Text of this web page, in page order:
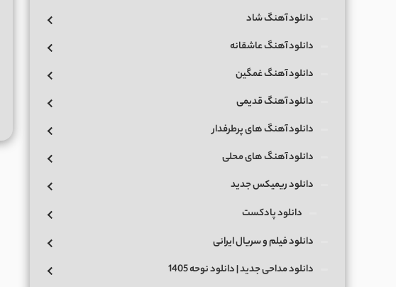
دانلود آهنگ شاد
دانلود آهنگ عاشقانه
دانلود آهنگ غمگین
دانلود آهنگ قدیمی
دانلود آهنگ های پرطرفدار
دانلود آهنگ های محلی
دانلود ریمیکس جدید
دانلود پادکست
دانلود فیلم و سریال ایرانی
دانلود مداحی جدید | دانلود نوحه 1405